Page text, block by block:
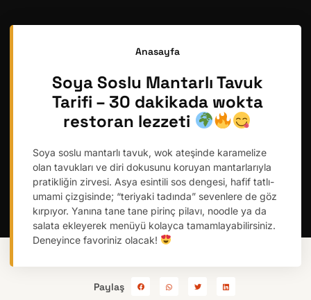
Anasayfa
Soya Soslu Mantarlı Tavuk
Tarifi – 30 dakikada wokta
restoran lezzeti
Soya soslu mantarlı tavuk, wok ateşinde karamelize
olan tavukları ve diri dokusunu koruyan mantarlarıyla
pratikliğin zirvesi. Asya esintili sos dengesi, hafif tatlı-
umami çizgisinde; “teriyaki tadında” sevenlere de göz
kırpıyor. Yanına tane tane pirinç pilavı, noodle ya da
salata ekleyerek menüyü kolayca tamamlayabilirsiniz.
Deneyince favoriniz olacak!
Paylaş